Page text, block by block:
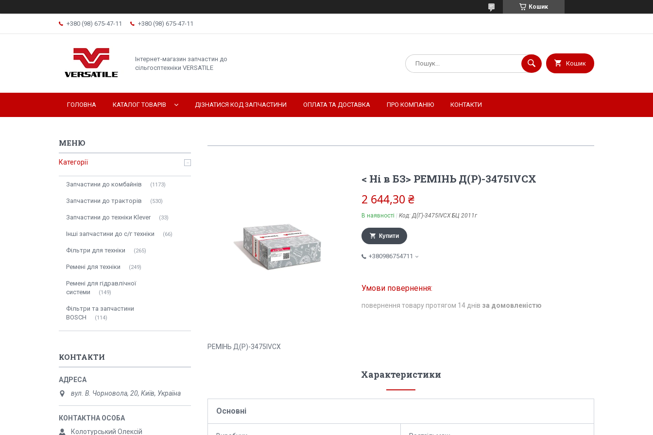
Кошик
+380 (98) 675-47-11 +380 (98) 675-47-11
Інтернет-магазин запчастин до
сільгосптехніки VERSATILE
Кошик
ГОЛОВНА КАТАЛОГ ТОВАРІВ ДІЗНАТИСЯ КОД ЗАПЧАСТИНИ ОПЛАТА ТА ДОСТАВКА ПРО КОМПАНІЮ КОНТАКТИ
< Ні в БЗ> РЕМІНЬ Д(Р)-3475IVСХ
2 644,30 ₴
В наявності Код:Д(Г)-3475IVСХ БЦ 2011г
Купити
+380986754711
повернення товару протягом 14 днів за домовленістю
РЕМІНЬ Д(Р)-3475IVСХ
Характеристики
Основні
Категорії
Запчастини до комбайнів 1173
Запчастини до тракторів 530
Запчастини до техніки Klever 33
Інші запчастини до с/г техніки 66
Фільтри для техніки 265
Ремені для техніки 249
Ремені для гідравлічної
системи
149
Фільтри та запчастини
BOSCH
114
КОНТАКТИ
вул. В. Чорновола, 20, Київ, Україна
Колотурський Олексій